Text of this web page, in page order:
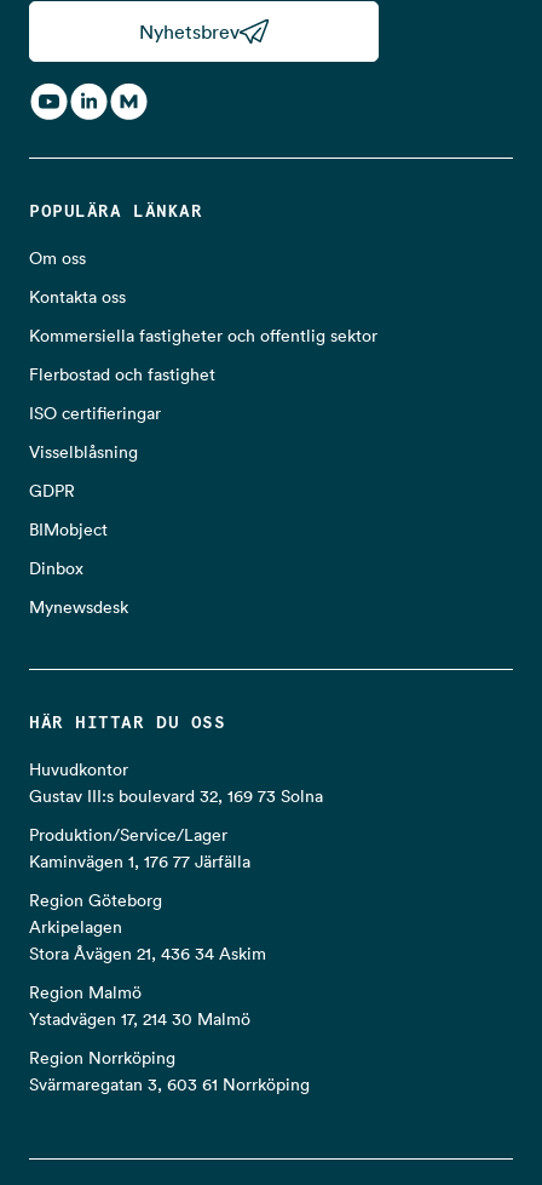
Nyhetsbrev
POPULÄRA LÄNKAR
Om oss
Kontakta oss
Kommersiella fastigheter och offentlig sektor
Flerbostad och fastighet
ISO certifieringar
Visselblåsning
GDPR
BIMobject
Dinbox
Mynewsdesk
HÄR HITTAR DU OSS
Huvudkontor
Gustav III:s boulevard 32, 169 73 Solna
Produktion/Service/Lager
Kaminvägen 1, 176 77 Järfälla
Region Göteborg
Arkipelagen
Stora Åvägen 21, 436 34 Askim
Region Malmö
Ystadvägen 17, 214 30 Malmö
Region Norrköping
Svärmaregatan 3, 603 61 Norrköping